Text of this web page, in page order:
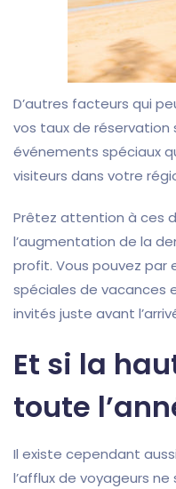
D’autres facteurs qui
vos taux de réservation
événements spéciaux
visiteurs dans votre
Prêtez attention à ces
l’augmentation de la
profit. Vous pouvez par
spéciales de vacances
invités juste avant
Et si la
toute
Il existe cependant
l’afflux de voyageurs